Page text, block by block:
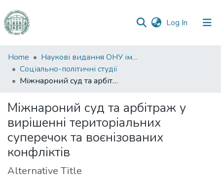
Log In (current)
Communities
&
Collections
Statistics
Home
Наукові видання ОНУ імені І. І. Мечникова
Соціально-політичні студії
Міжнароний суд та арбітраж у вирішенні територіальних суперечок та воєнізованих конфліктів
Міжнароний суд та арбітраж у
вирішенні територіальних
суперечок та воєнізованих
конфліктів
Alternative Title